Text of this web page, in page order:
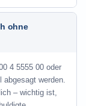
ohne
4 5555 00 oder
abgesagt werden.
– wichtig ist,